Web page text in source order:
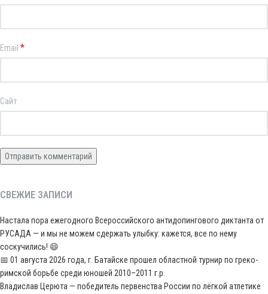
Email *
Сайт
СВЕЖИЕ ЗАПИСИ
Настала пора ежегодного Всероссийского антидопингового диктанта от
РУСАДА — и мы не можем сдержать улыбку: кажется, все по нему
соскучились! 😄
📅 01 августа 2026 года, г. Батайске прошел областной турнир по греко-
римской борьбе среди юношей 2010–2011 г.р.
Владислав Церюта — победитель первенства России по лёгкой атлетике